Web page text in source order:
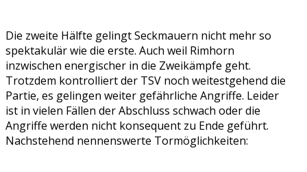
Die zweite Hälfte gelingt Seckmauern nicht mehr so
spektakulär wie die erste. Auch weil Rimhorn
inzwischen energischer in die Zweikämpfe geht.
Trotzdem kontrolliert der TSV noch weitestgehend die
Partie, es gelingen weiter gefährliche Angriffe. Leider
ist in vielen Fällen der Abschluss schwach oder die
Angriffe werden nicht konsequent zu Ende geführt.
Nachstehend nennenswerte Tormöglichkeiten: